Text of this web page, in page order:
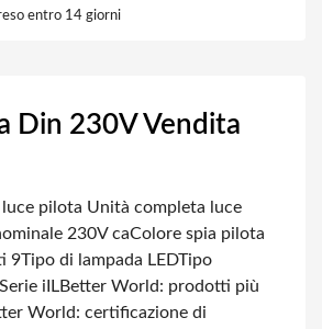
entro 14 giorni
Din 230V Vendita
pilota Unità completa luce
230V caColore spia pilota
9Tipo di lampada LEDTipo
Serie iILBetter World: prodotti più
World: certificazione di